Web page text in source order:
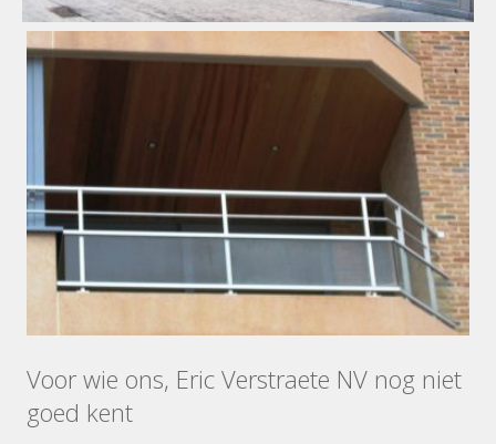
Voor wie ons, Eric Verstraete NV nog niet
goed kent